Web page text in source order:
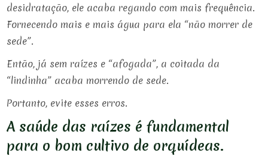
desidratação, ele acaba regando com mais frequência.
Fornecendo mais e mais água para ela “não morrer de
sede”.
Então, já sem raízes e “afogada”, a coitada da
“lindinha” acaba morrendo de sede.
Portanto, evite esses erros.
A saúde das raízes é fundamental
para o bom cultivo de orquídeas.